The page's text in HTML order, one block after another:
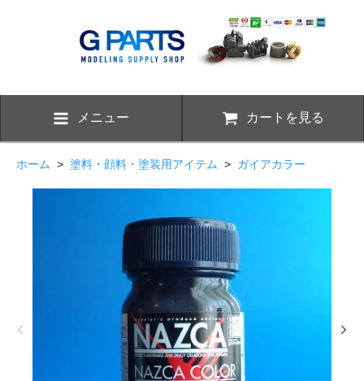
メニュー カートを見る
ホーム > 塗料・顔料・塗装用アイテム > ガイアカラー